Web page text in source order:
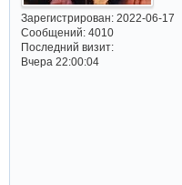
Зарегистрирован: 2022-06-17
Сообщений:4010
Последний визит:
Вчера 22:00:04